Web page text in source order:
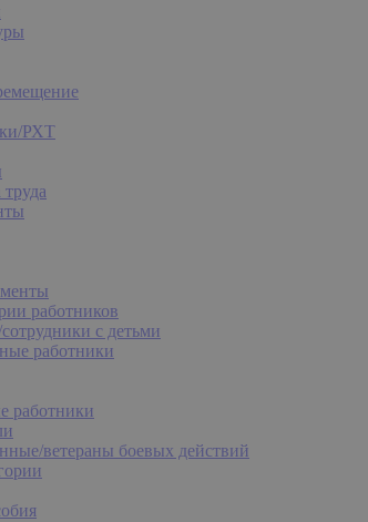
РХТ
работников
с детьми
работники
работники
ветераны боевых действий